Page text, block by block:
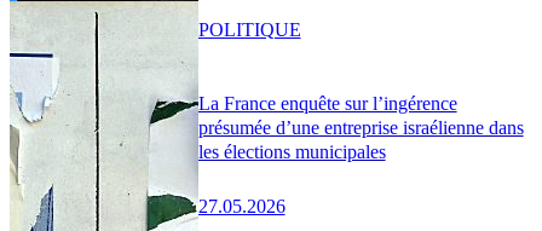
La France enquête sur l’ingérence
présumée d’une entreprise israélienne dans
les élections municipales
27.05.2026
POLITIQUE